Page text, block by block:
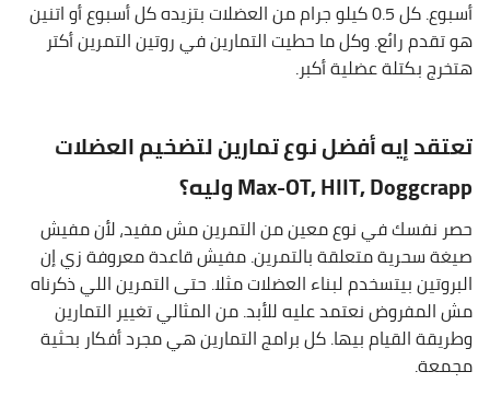
أسبوع. كل 0.5 كيلو جرام من العضلات بتزيده كل أسبوع أو اتنين
هو تقدم رائع. وكل ما حطيت التمارين في روتين التمرين أكتر
هتخرج بكتلة عضلية أكبر.
تعتقد إيه أفضل نوع تمارين لتضخيم العضلات
Max-OT, HIIT, Doggcrapp وليه؟
حصر نفسك في نوع معين من التمرين مش مفيد، لأن مفيش
صيغة سحرية متعلقة بالتمرين. مفيش قاعدة معروفة زي إن
البروتين بيتسخدم لبناء العضلات مثلا. حتى التمرين اللي ذكرناه
مش المفروض نعتمد عليه للأبد. من المثالي تغيير التمارين
وطريقة القيام بيها. كل برامج التمارين هي مجرد أفكار بحثية
مجمعة.